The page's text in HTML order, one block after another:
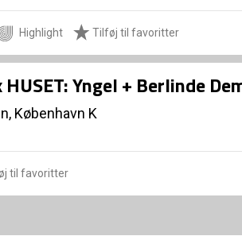
Highlight Tilføj til favoritter
Yngel + Berlinde
København K
til favoritter